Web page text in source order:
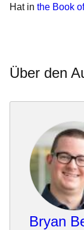
Hat in the Book
Über den
Bryan